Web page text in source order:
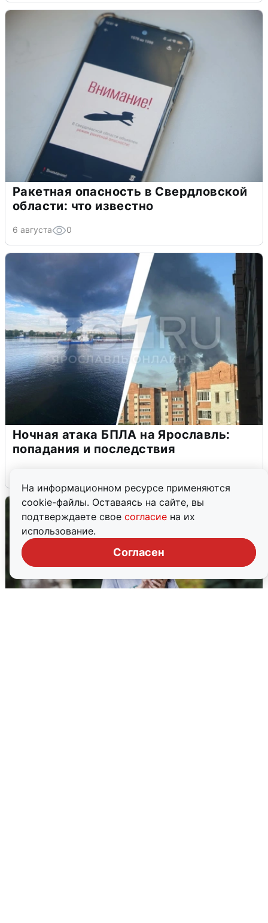
На информационном ресурсе применяются
cookie-файлы. Оставаясь на сайте, вы
подтверждаете свое согласие на их
использование.
Согласен
Ракетная опасность в Свердловской
области: что известно
6 августа 0
Ночная атака БПЛА на Ярославль:
попадания и последствия